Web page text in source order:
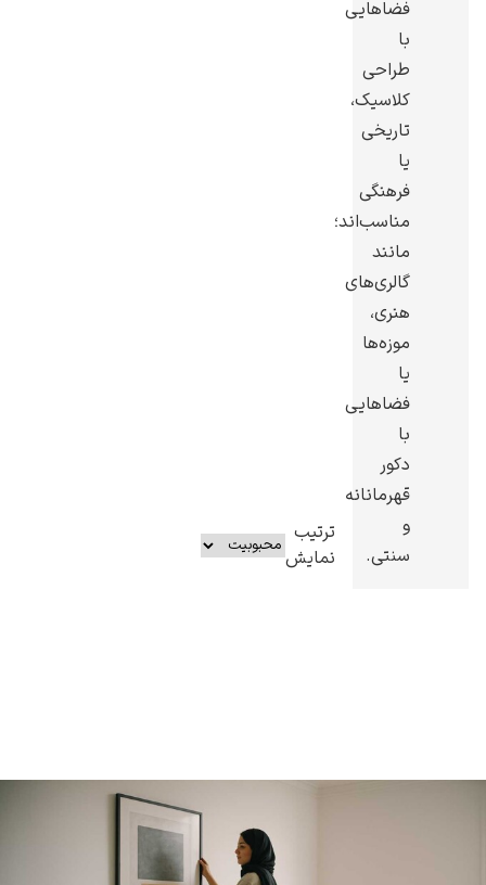
فضاهایی
با
طراحی
کلاسیک،
تاریخی
یا
فرهنگی
مناسب‌اند؛
مانند
گالری‌های
هنری،
موزه‌ها
یا
فضاهایی
با
دکور
قهرمانانه
و
سنتی.
ترتیب
نمایش